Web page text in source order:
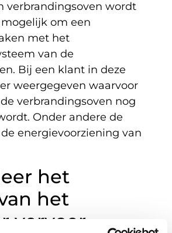
verbrandingsoven wordt
om een
met het
van de
Bij een klant in deze
weergegeven waarvoor
verbrandingsoven nog
Onder andere de
energievoorziening van
het
het
vervoer